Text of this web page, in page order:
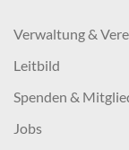
Verwaltung &
Leitbild
Spenden &
Jobs